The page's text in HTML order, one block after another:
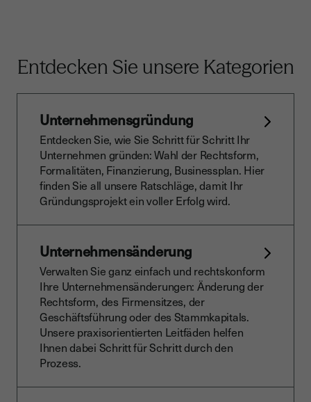
Entdecken Sie unsere Kategorien
Unternehmensgründung
Entdecken Sie, wie Sie Schritt für Schritt Ihr
Unternehmen gründen: Wahl der Rechtsform,
Formalitäten, Finanzierung, Businessplan. Hier
finden Sie all unsere Ratschläge, damit Ihr
Gründungsprojekt ein voller Erfolg wird.
Unternehmensänderung
Verwalten Sie ganz einfach und rechtskonform
Ihre Unternehmensänderungen: Änderung der
Rechtsform, des Firmensitzes, der
Geschäftsführung oder des Stammkapitals.
Unsere praxisorientierten Leitfäden helfen
Ihnen dabei Schritt für Schritt durch den
Prozess.